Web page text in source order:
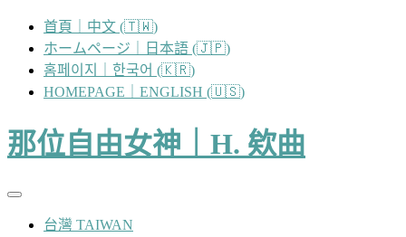
容
首頁｜中文 (🇹🇼)
ホームページ｜日本語 (🇯🇵)
홈페이지｜한국어 (🇰🇷)
HOMEPAGE｜ENGLISH (🇺🇸)
那位自由女神｜H. 欸曲
台灣 TAIWAN